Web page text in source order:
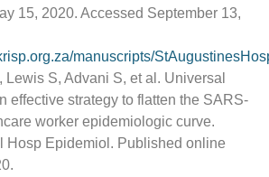
15, 2020. Accessed September 13,
manuscripts/
Lewis S, Advani S, et al. Universal
effective strategy to flatten the SARS-
worker epidemiologic curve.
Hosp Epidemiol. Published online